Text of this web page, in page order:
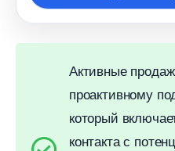
Активные
проактивному
который
контакта с